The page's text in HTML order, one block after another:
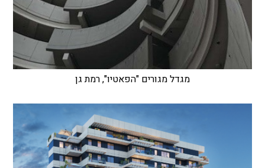
מגדל מגורים "הפאטיו", רמת גן